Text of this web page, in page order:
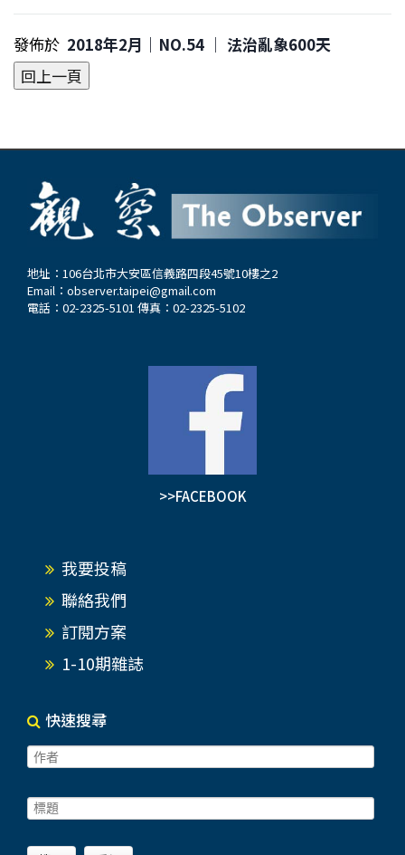
發佈於 2018年2月｜NO.54 │ 法治亂象600天
地址：106台北市大安區信義路四段45號10樓之2
Email： observer.taipei@gmail.com
電話：02-2325-5101 傳真：02-2325-5102
>>FACEBOOK
我要投稿
聯絡我們
訂閱方案
1-10期雜誌
快速搜尋